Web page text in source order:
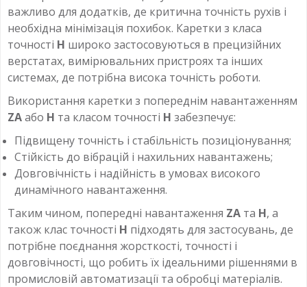
важливо для додатків, де критична точність рухів і
необхідна мінімізація похибок. Каретки з класа
точності H широко застосовуються в прецизійних
верстатах, вимірювальних пристроях та інших
системах, де потрібна висока точність роботи.
Використання каретки з попереднім навантаженням
ZAабо H та класом точності H забезпечує:
Підвищену точність і стабільність позиціонування;
Стійкість до вібрацій і нахильних навантажень;
Довговічність і надійність в умовах високого
динамічного навантаження.
Таким чином, попередні навантаження ZA та H, а
також клас точності H підходять для застосувань, де
потрібне поєднання жорсткості, точності і
довговічності, що робить їх ідеальними рішеннями в
промисловій автоматизації та обробці матеріалів.